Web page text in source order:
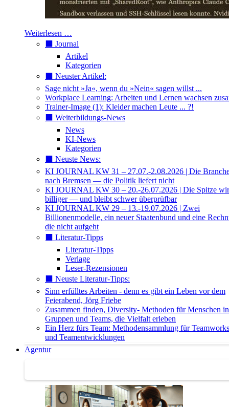
Weiterlesen …
⬛️ Journal
Artikel
Kategorien
⬛️ Neuster Artikel:
Sage nicht »Ja«, wenn du »Nein« sagen willst ...
Workplace Learning: Arbeiten und Lernen wachsen
Trainer-Image (1): Kleider machen Leute ... ?!
⬛️ Weiterbildungs-News
News
KI-News
Kategorien
⬛️ Neuste News:
KI JOURNAL KW 31 – 27.07.-2.08.2026 | Die
nach Bremsen — die Politik liefert nicht
KI JOURNAL KW 30 – 20.-26.07.2026 | Die Spitze
billiger — und bleibt schwer überprüfbar
KI JOURNAL KW 29 – 13.-19.07.2026 | Zwei
Billionenmodelle, ein neuer Staatenbund und eine
die nicht aufgeht
⬛️ Literatur-Tipps
Literatur-Tipps
Verlage
Leser-Rezensionen
⬛️ Neuste Literatur-Tipps:
Sinn erfülltes Arbeiten - denn es gibt ein Leben vor dem
Feierabend, Jörg Friebe
Zusammen finden, Diversity- Methoden für Menschen in
Gruppen und Teams, die Vielfalt erleben
Ein Herz fürs Team: Methodensammlung für
und Teamentwicklungen
Agentur